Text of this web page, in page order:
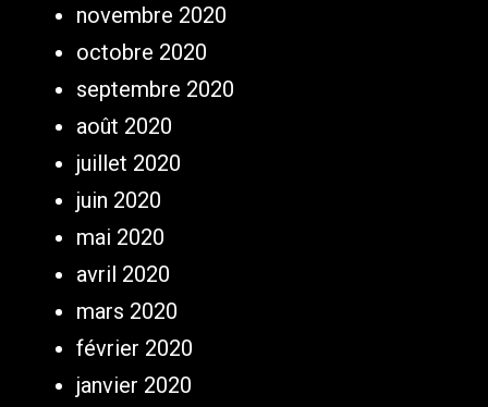
novembre 2020
octobre 2020
septembre 2020
août 2020
juillet 2020
juin 2020
mai 2020
avril 2020
mars 2020
février 2020
janvier 2020